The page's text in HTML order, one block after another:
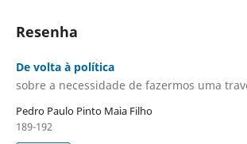
Resenha
De volta à política
sobre a necessidade de fazermos uma
Pedro Paulo Pinto Maia Filho
189-192